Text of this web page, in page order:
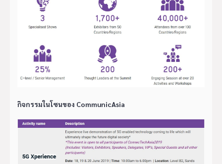
กิจกรรมในโซนของ CommunicAsia